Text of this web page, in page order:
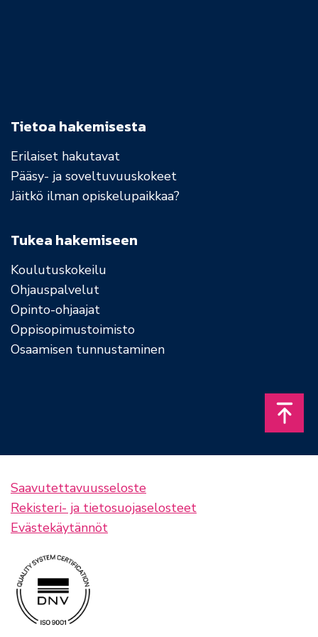
Tietoa hakemisesta
Erilaiset hakutavat
Pääsy- ja soveltuvuuskokeet
Jäitkö ilman opiskelupaikkaa?
Tukea hakemiseen
Koulutuskokeilu
Ohjauspalvelut
Opinto-ohjaajat
Oppisopimustoimisto
Osaamisen tunnustaminen
Saavutettavuusseloste
Rekisteri- ja tietosuojaselosteet
Evästekäytännöt